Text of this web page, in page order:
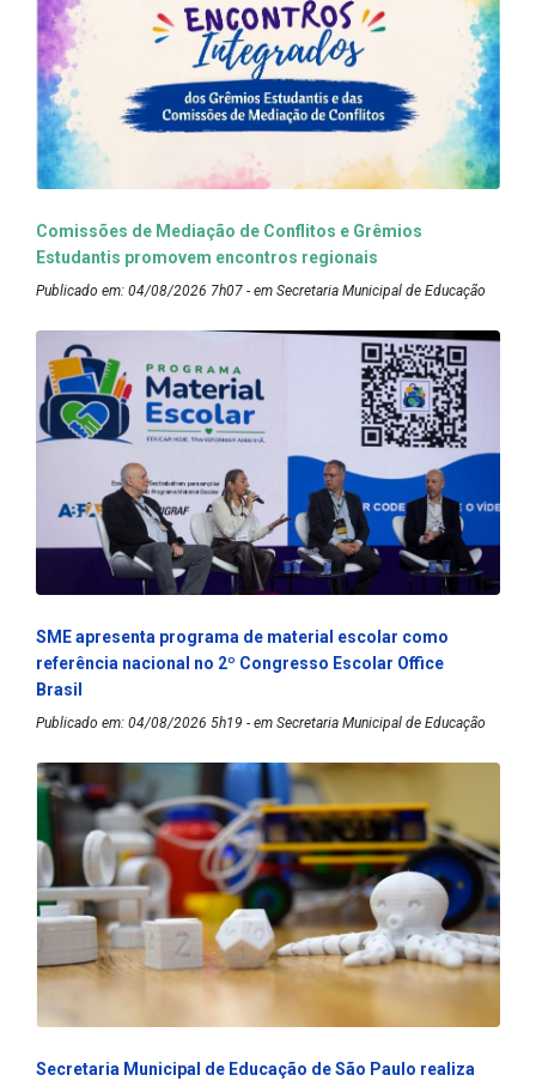
Comissões de Mediação de Conflitos e Grêmios
Estudantis promovem encontros regionais
Publicado em: 04/08/2026 7h07 - em Secretaria Municipal de Educação
SME apresenta programa de material escolar como
referência nacional no 2º Congresso Escolar Office
Brasil
Publicado em: 04/08/2026 5h19 - em Secretaria Municipal de Educação
Secretaria Municipal de Educação de São Paulo realiza